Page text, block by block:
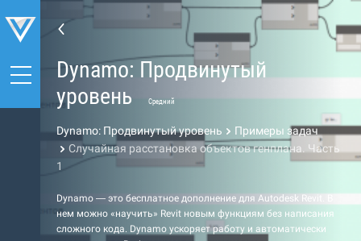
Dynamo: Продвинутый
уровень
Средний
Dynamo: Продвинутый уровень
Примеры задач
Случайная расстановка объектов генплана. Часть
1
Dynamo — это бесплатное дополнение для Autodesk Revit. В
нем можно «научить» Revit новым функциям без написания
сложного кода. Dynamo ускоряет работу и автоматически